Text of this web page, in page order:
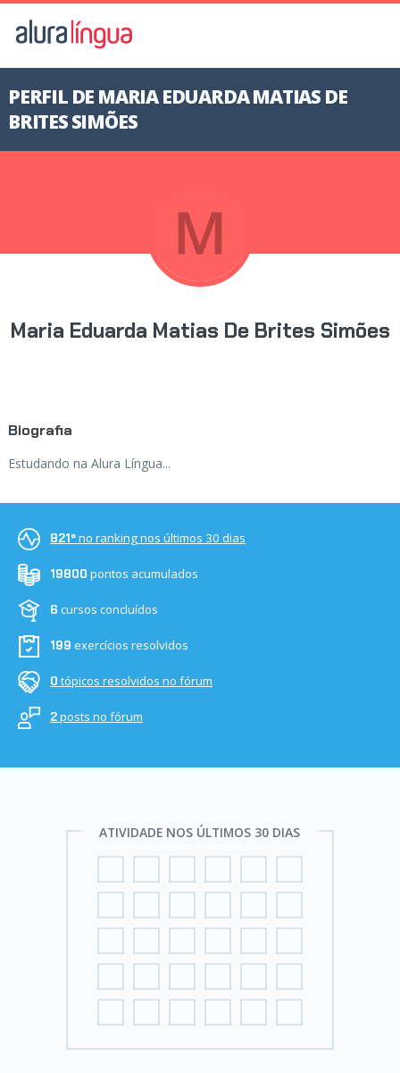
PERFIL DE MARIA EDUARDA MATIAS DE
BRITES SIMÕES
Maria Eduarda Matias De Brites Simões
Biografia
Estudando na Alura Língua...
821ºno ranking nos últimos 30 dias
19800 pontos acumulados
6 cursos concluídos
199 exercícios resolvidos
0 tópicos resolvidos no fórum
2posts no fórum
ATIVIDADE NOS ÚLTIMOS 30 DIAS